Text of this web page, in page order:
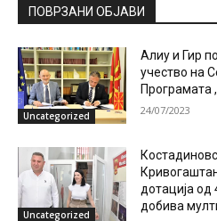
ПОВРЗАНИ ОБЈАВИ
Uncategorized
Алиу и Гир
учество на
Програмата
24/07/2023
Uncategorized
дотација
добива